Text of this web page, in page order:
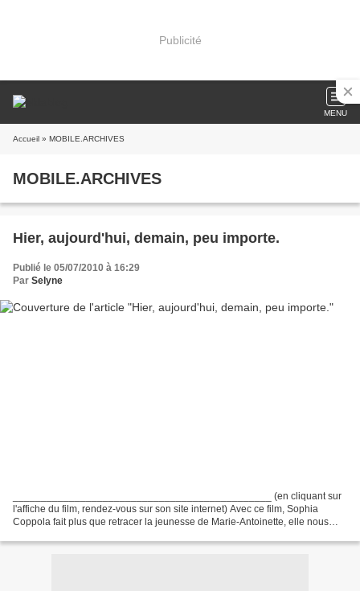
Publicité
MENU
Accueil » MOBILE.ARCHIVES
MOBILE.ARCHIVES
Hier, aujourd'hui, demain, peu importe.
Publié le 05/07/2010 à 16:29
Par Selyne
______________________________________________ (en cliquant sur
l'affiche du film, rendez-vous sur son site internet) Avec ce film, Sophia
Coppola fait plus que retracer la jeunesse de Marie-Antoinette, elle nous